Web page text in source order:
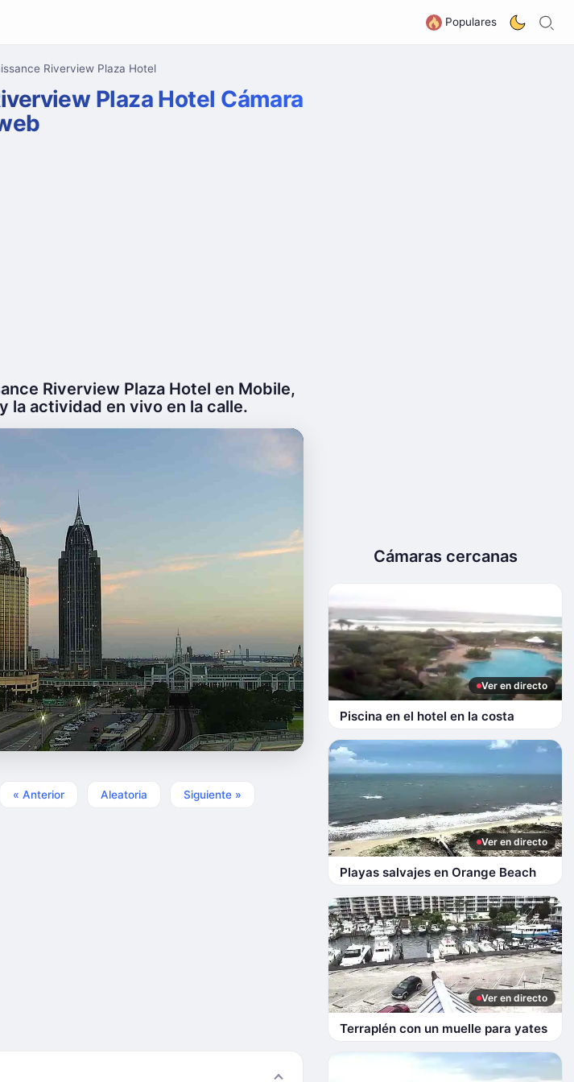
Populares
Riverview Plaza Hotel
Plaza Hotel Cámara
Riverview Plaza Hotel en Mobile,
la actividad en vivo en la calle.
« Anterior Aleatoria Siguiente »
Cámaras cercanas
Ver en directo
Piscina en el hotel en la costa
Ver en directo
Playas salvajes en Orange Beach
Ver en directo
Terraplén con un muelle para yates